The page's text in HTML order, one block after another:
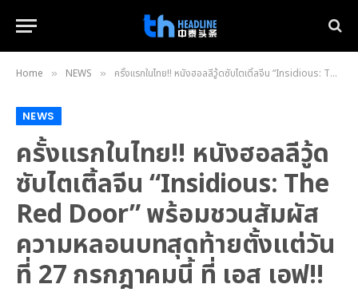
Home » NEWS » ครั้งแรกในไทย!! หนังฮอลลีวู้ดซับไตเติ้ลจีน “Insidious: The Red Door” พร้อมชวนสัมผัสความหลอนบทสุดท้ายตั้งแต่วันที่ 27 กรกฎาคมนี้ ที่ เอส เอฟ!!
NEWS
ครั้งแรกในไทย!! หนังฮอลลีวู้ด
ซับไตเติ้ลจีน “Insidious: The
Red Door” พร้อมชวนสัมผัส
ความหลอนบทสุดท้ายตั้งแต่วัน
ที่ 27 กรกฎาคมนี้ ที่ เอส เอฟ!!